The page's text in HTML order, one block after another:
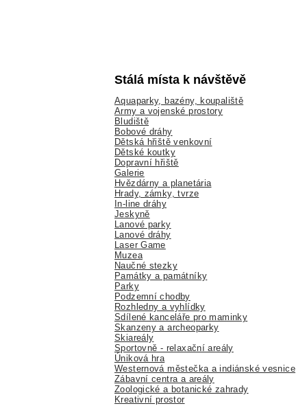
Stálá místa k návštěvě
Aquaparky, bazény, koupaliště
Army a vojenské prostory
Bludiště
Bobové dráhy
Dětská hřiště venkovní
Dětské koutky
Dopravní hřiště
Galerie
Hvězdárny a planetária
Hrady, zámky, tvrze
In-line dráhy
Jeskyně
Lanové parky
Lanové dráhy
Laser Game
Muzea
Naučné stezky
Památky a památníky
Parky
Podzemní chodby
Rozhledny a vyhlídky
Sdílené kanceláře pro maminky
Skanzeny a archeoparky
Skiareály
Sportovně - relaxační areály
Úniková hra
Westernová městečka a indiánské vesnice
Zábavní centra a areály
Zoologické a botanické zahrady
Kreativní prostor